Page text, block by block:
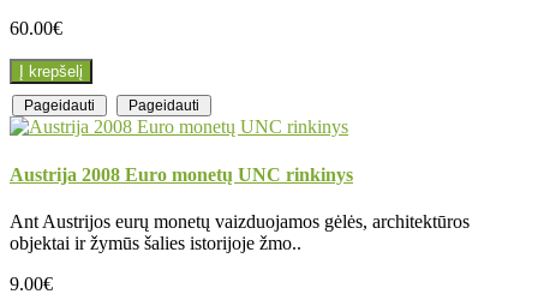
60.00€
Į krepšelį
Pageidauti Pageidauti
Austrija 2008 Euro monetų UNC rinkinys
Ant Austrijos eurų monetų vaizduojamos gėlės, architektūros
objektai ir žymūs šalies istorijoje žmo..
9.00€